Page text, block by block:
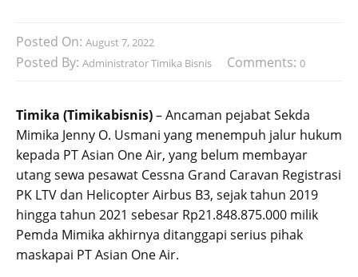
Posted On: August 7, 2022
Posted By: Administrator Timika Bisnis Comments: 0
Timika (Timikabisnis)– Ancaman pejabat Sekda
Mimika Jenny O. Usmani yang menempuh jalur hukum
kepada PT Asian One Air, yang belum membayar
utang sewa pesawat Cessna Grand Caravan Registrasi
PK LTV dan Helicopter Airbus B3, sejak tahun 2019
hingga tahun 2021 sebesar Rp21.848.875.000 milik
Pemda Mimika akhirnya ditanggapi serius pihak
maskapai PT Asian One Air.